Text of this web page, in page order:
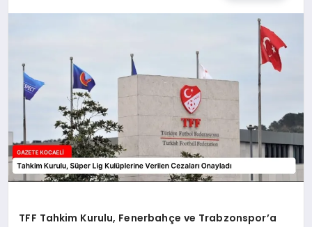
SAĞLIK
EĞITIM
TFF Tahkim Kurulu, Fenerbahçe ve Trabzonspor’a